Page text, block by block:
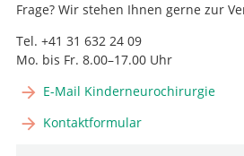
Frage? Wir stehen Ihnen gerne zur
Tel. +41 31 632 24 09
Mo. bis Fr. 8.00–17.00 Uhr
E-Mail Kinderneurochirurgie
Kontaktformular